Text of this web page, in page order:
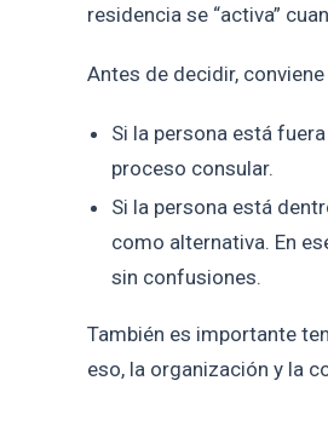
residencia se “activa”
Antes de decidir,
Si la persona está
proceso consular.
Si la persona está
como alternativa. En
sin confusiones.
También es importante
eso, la organización y la